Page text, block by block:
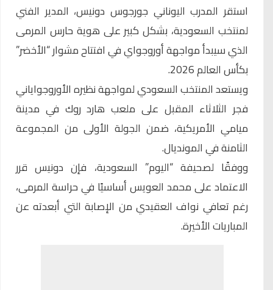
استقر المدرب اليوناني جورجوس دونيس، المدير الفني
لمنتخب السعودية، بشكل كبير على هوية حارس المرمى
الذي سيبدأ مواجهة أوروجواي في افتتاح مشوار “الأخضر”
بكأس العالم 2026.
ويستعد المنتخب السعودي لمواجهة نظيره الأوروجواياني
فجر الثلاثاء المقبل على ملعب هارد روك في مدينة
ميامي الأمريكية، ضمن الجولة الأولى من المجموعة
الثامنة في المونديال.
ووفقًا لصحيفة “اليوم” السعودية، فإن دونيس قرر
الاعتماد على محمد العويس أساسيًا في حراسة المرمى،
رغم تعافي نواف العقيدي من الإصابة التي أبعدته عن
المباريات الأخيرة.